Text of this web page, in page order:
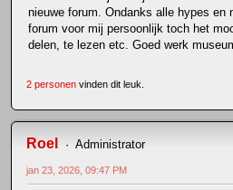
nieuwe forum. Ondanks alle hypes en
forum voor mij persoonlijk toch het
delen, te lezen etc. Goed werk
2 personen vinden dit leuk.
Roel Administrator
jan 23, 2026, 09:47 PM